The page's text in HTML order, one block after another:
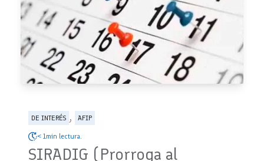
DE INTERÉS , AFIP
< 1min lectura.
SIRADIG (Prorroga al